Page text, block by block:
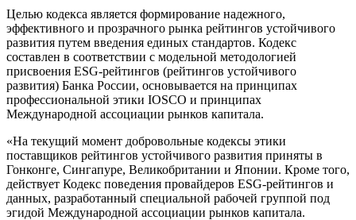
Целью кодекса является формирование надежного,
эффективного и прозрачного рынка рейтингов устойчивого
развития путем введения единых стандартов. Кодекс
составлен в соответствии с модельной методологией
присвоения ESG-рейтингов (рейтингов устойчивого
развития) Банка России, основывается на принципах
профессиональной этики IOSCO и принципах
Международной ассоциации рынков капитала.
«На текущий момент добровольные кодексы этики
поставщиков рейтингов устойчивого развития приняты в
Гонконге, Сингапуре, Великобритании и Японии. Кроме того,
действует Кодекс поведения провайдеров ESG-рейтингов и
данных, разработанный специальной рабочей группой под
эгидой Международной ассоциации рынков капитала.